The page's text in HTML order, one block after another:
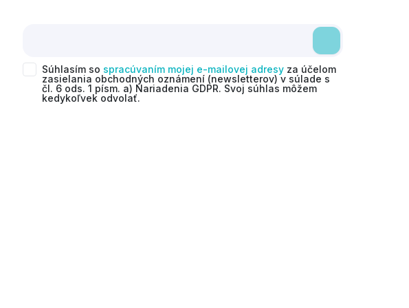
Súhlasím so spracúvaním mojej e-mailovej adresy za účelom
zasielania obchodných oznámení (newsletterov) v súlade s
čl. 6 ods. 1 písm. a) Nariadenia GDPR. Svoj súhlas môžem
kedykoľvek odvolať.